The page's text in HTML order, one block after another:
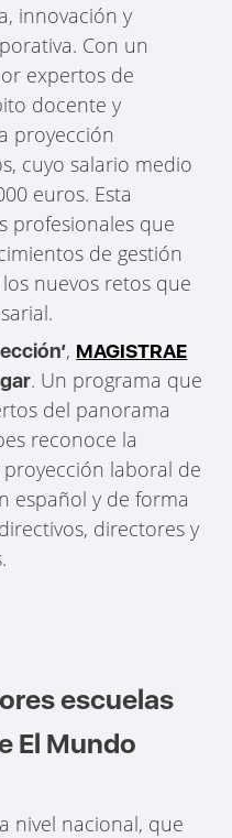
innovación y
Con un
expertos de
docente y
proyección
cuyo salario medio
euros. Esta
profesionales que
de gestión
nuevos retos que
, MAGISTRAE
. Un programa que
del panorama
reconoce la
laboral de
español y de forma
directores y
escuelas
El Mundo
nivel nacional, que